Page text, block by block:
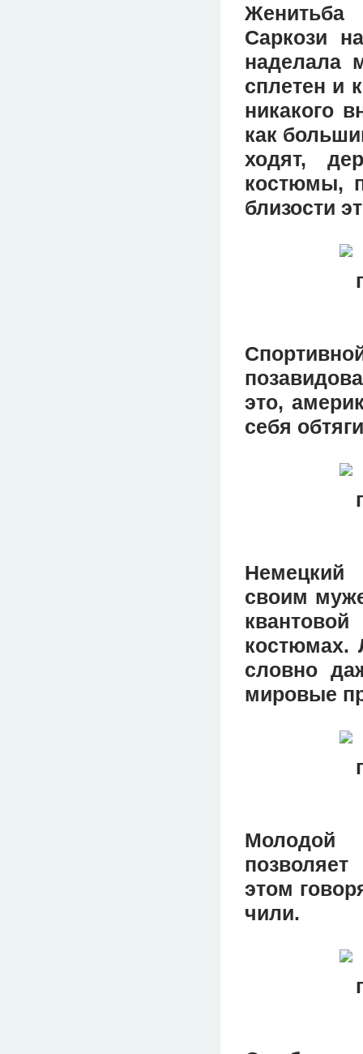
Саркози
наделала
сплетен и
никакого
как
ходят,
костюмы,
близости
это,
себя
Немецкий
своим
костюмах.
словно
мировые
Молодой
этом
чили.